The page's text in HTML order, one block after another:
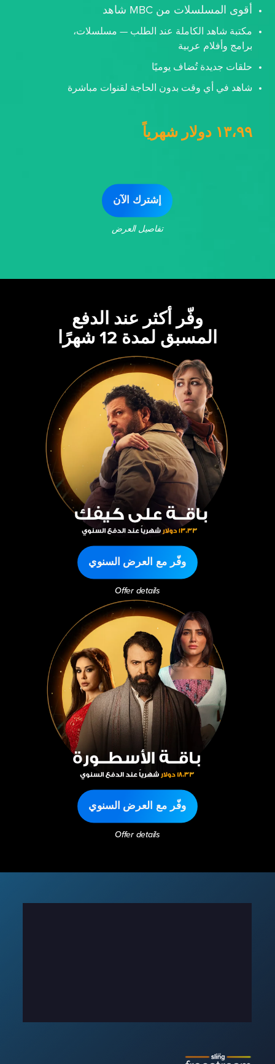
أقوى المسلسلات من MBC شاهد
مكتبة شاهد الكاملة عند الطلب — مسلسلات،
برامج وأفلام عربية
حلقات جديدة تُضاف يوميًا
شاهد في أي وقت بدون الحاجة لقنوات مباشرة
١٣،٩٩ دولار شهرياً
إشترك الآن
تفاصيل العرض
وفّر أكثر عند الدفع
المسبق لمدة 12 شهرًا
وفّر مع العرض السنوي
Offer details
وفّر مع العرض السنوي
Offer details